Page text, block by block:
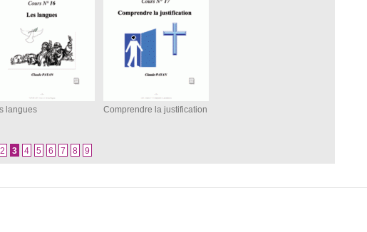
langues Comprendre la justification
2 3 4 5 6 7 8 9